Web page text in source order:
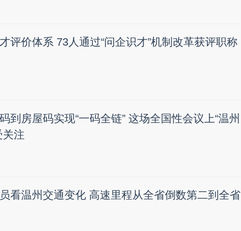
评价体系 73人通过“问企识才”机制改革获评职称
到房屋码实现“一码全链” 这场全国性会议上“温州
关注
看温州交通变化 高速里程从全省倒数第二到全省